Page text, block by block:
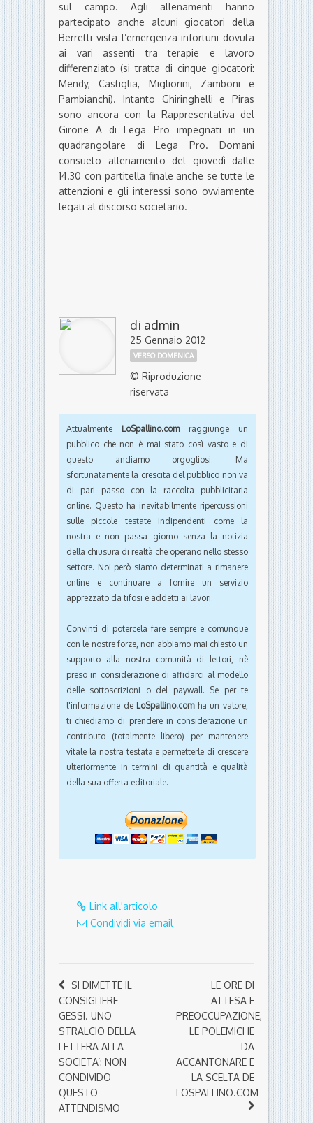
sul campo. Agli allenamenti hanno
partecipato anche alcuni giocatori della
Berretti vista l’emergenza infortuni dovuta
ai vari assenti tra terapie e lavoro
differenziato (si tratta di cinque giocatori:
Mendy, Castiglia, Migliorini, Zamboni e
Pambianchi). Intanto Ghiringhelli e Piras
sono ancora con la Rappresentativa del
Girone A di Lega Pro impegnati in un
quadrangolare di Lega Pro. Domani
consueto allenamento del giovedì dalle
14.30 con partitella finale anche se tutte le
attenzioni e gli interessi sono ovviamente
legati al discorso societario.
di admin
25 Gennaio 2012
VERSO DOMENICA
© Riproduzione
riservata
Attualmente LoSpallino.comraggiunge un
pubblico che non è mai stato così vasto e di
questo andiamo orgogliosi. Ma
sfortunatamente la crescita del pubblico non va
di pari passo con la raccolta pubblicitaria
online. Questo ha inevitabilmente ripercussioni
sulle piccole testate indipendenti come la
nostra e non passa giorno senza la notizia
della chiusura di realtà che operano nello stesso
settore. Noi però siamo determinati a rimanere
online e continuare a fornire un servizio
apprezzato da tifosi e addetti ai lavori.
Convinti di potercela fare sempre e comunque
con le nostre forze, non abbiamo mai chiesto un
supporto alla nostra comunità di lettori, nè
preso in considerazione di affidarci al modello
delle sottoscrizioni o del paywall. Se per te
l'informazione de LoSpallino.comha un valore,
ti chiediamo di prendere in considerazione un
contributo (totalmente libero) per mantenere
vitale la nostra testata e permetterle di crescere
ulteriormente in termini di quantità e qualità
della sua offerta editoriale.
Link all'articolo
Condividi via email
SI DIMETTE IL
CONSIGLIERE
GESSI. UNO
STRALCIO DELLA
LETTERA ALLA
SOCIETA’: NON
CONDIVIDO
QUESTO
ATTENDISMO
LE ORE DI
ATTESA E
PREOCCUPAZIONE,
LE POLEMICHE
DA
ACCANTONARE E
LA SCELTA DE
LOSPALLINO.COM